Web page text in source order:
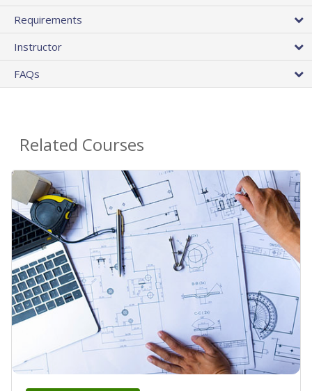
Requirements
Instructor
FAQs
Related Courses